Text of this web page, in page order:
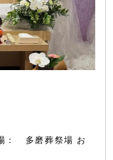
多磨葬祭場 お